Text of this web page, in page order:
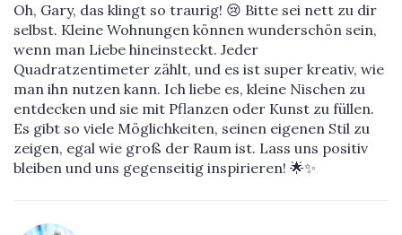
Oh, Gary, das klingt so traurig! 😢 Bitte sei nett zu dir
selbst. Kleine Wohnungen können wunderschön sein,
wenn man Liebe hineinsteckt. Jeder
Quadratzentimeter zählt, und es ist super kreativ, wie
man ihn nutzen kann. Ich liebe es, kleine Nischen zu
entdecken und sie mit Pflanzen oder Kunst zu füllen.
Es gibt so viele Möglichkeiten, seinen eigenen Stil zu
zeigen, egal wie groß der Raum ist. Lass uns positiv
bleiben und uns gegenseitig inspirieren! 🌟✨